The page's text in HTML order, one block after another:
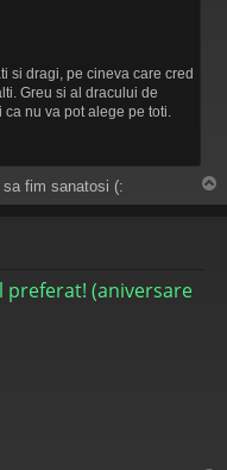
si dragi, pe cineva care cred
Greu si al dracului de
nu va pot alege pe toti.
fim sanatosi (:
u
preferat! (aniversare